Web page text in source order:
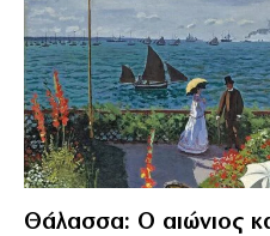
Θάλασσα: Ο αιώνιος